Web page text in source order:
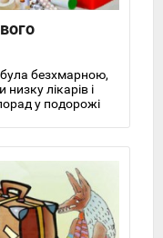
безхмарною,
низку лікарів і
у подорожі